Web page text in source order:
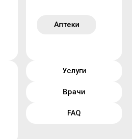
Аптеки
Услуги
Врачи
FAQ